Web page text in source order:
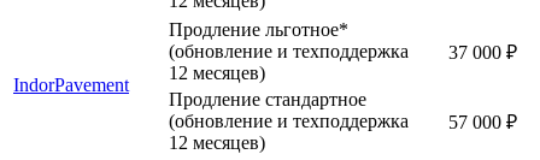
IndorPavement
Продление льготное*
(обновление и техподдержка
12 месяцев)
37 000 ₽
Продление стандартное
(обновление и техподдержка
12 месяцев)
57 000 ₽